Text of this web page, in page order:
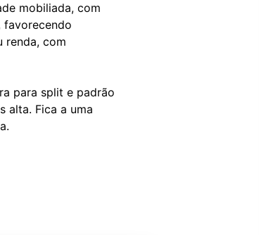
mobiliada, com
favorecendo
renda, com
para split e padrão
alta. Fica a uma